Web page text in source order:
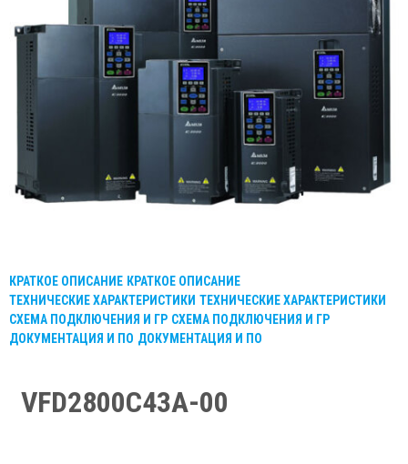
КРАТКОЕ ОПИСАНИЕ КРАТКОЕ ОПИСАНИЕ
ТЕХНИЧЕСКИЕ ХАРАКТЕРИСТИКИ ТЕХНИЧЕСКИЕ ХАРАКТЕРИСТИКИ
СХЕМА ПОДКЛЮЧЕНИЯ И ГР СХЕМА ПОДКЛЮЧЕНИЯ И ГР
ДОКУМЕНТАЦИЯ И ПО ДОКУМЕНТАЦИЯ И ПО
VFD2800C43A-00